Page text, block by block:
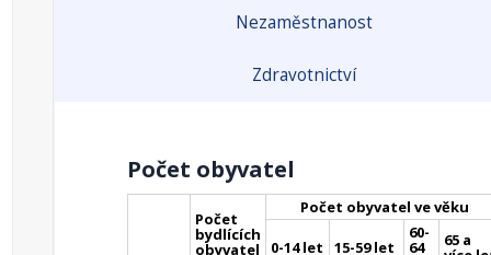
Nezaměstnanost
Zdravotnictví
Počet obyvatel
Počet
bydlících
obyvatel
Počet obyvatel ve věku
0-14 let 15-59 let
60-
64 65 a